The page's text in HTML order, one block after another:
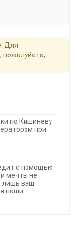
Для
пожалуйста,
по Кишиневу
при
с помощью
мечты не
лишь ваш
наши